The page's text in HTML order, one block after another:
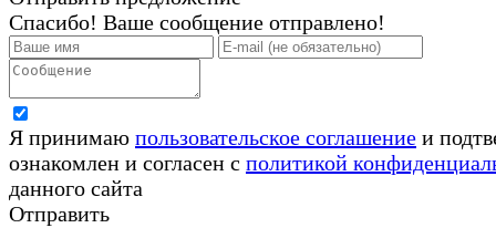
Спасибо! Ваше сообщение отправлено!
Я принимаю пользовательское соглашение и
ознакомлен и согласен с политикой
данного сайта
Отправить